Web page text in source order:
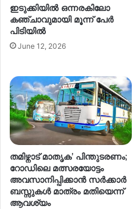
ഇടുക്കിയിൽ ഒന്നരകിലോ
കഞ്ചാവുമായി മൂന്ന് പേർ
പിടിയിൽ
June 12, 2026
തമിഴ്നാട് മാതൃക’ പിന്തുടരണം;
റോഡിലെ മത്സരയോട്ടം
അവസാനിപ്പിക്കാൻ സർക്കാർ
ബസ്സുകൾ മാത്രം മതിയെന്ന്
ആവശ്യം